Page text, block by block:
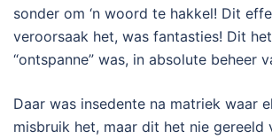
sonder om ‘n woord te hakkel! Dit
veroorsaak het, was fantasties! Dit
“ontspanne” was, in absolute beheer
Daar was insedente na matriek waar
misbruik het, maar dit het nie gereeld